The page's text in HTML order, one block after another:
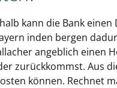
kann die Bank
inden bergen
angeblich einen
zurückkommst. Aus
können.